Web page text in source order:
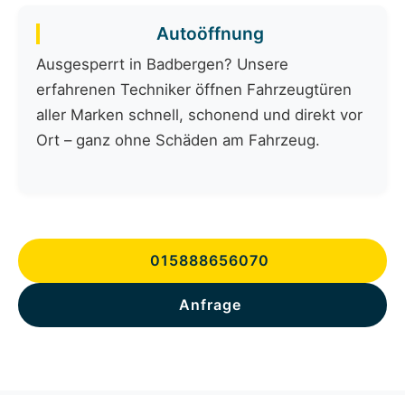
Autoöffnung
Ausgesperrt in Badbergen? Unsere
erfahrenen Techniker öffnen Fahrzeugtüren
aller Marken schnell, schonend und direkt vor
Ort – ganz ohne Schäden am Fahrzeug.
015888656070
Anfrage